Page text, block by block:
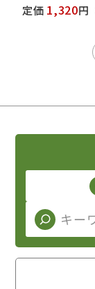
定価 1,320円